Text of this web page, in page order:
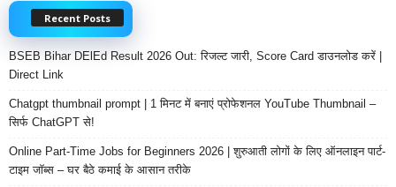
Recent Posts
BSEB Bihar DElEd Result 2026 Out: रिजल्ट जारी, Score Card डाउनलोड करें |
Direct Link
Chatgpt thumbnail prompt | 1 मिनट में बनाएं प्रोफेशनल YouTube Thumbnail –
सिर्फ ChatGPT से!
Online Part-Time Jobs for Beginners 2026 | शुरुआती लोगों के लिए ऑनलाइन पार्ट-
टाइम जॉब्स – घर बैठे कमाई के आसान तरीके